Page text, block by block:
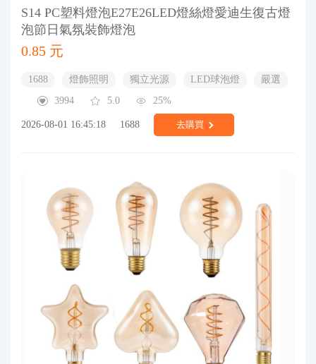
S14 PC塑料燈泡E27E26LED燈絲燈愛迪生復古燈
泡節日氣氛裝飾燈泡
0.85 元
1688 燈飾照明 獨立光源 LED球泡燈
嚴選
3994
5.0 25%
2026-08-01 16:45:18 1688 去購買